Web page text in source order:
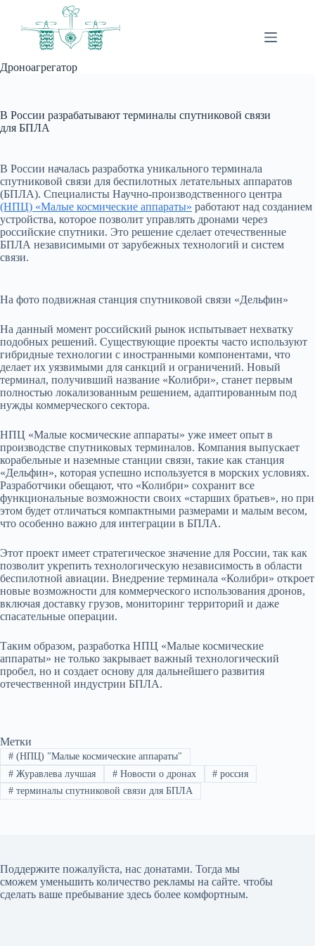
Дроноагрегатор
В России разрабатывают терминалы спутниковой связи
для БПЛА
В России началась разработка уникального терминала
спутниковой связи для беспилотных летательных аппаратов
(БПЛА). Специалисты Научно-производственного центра
(НПЦ) «Малые космические аппараты» работают над созданием
устройства, которое позволит управлять дронами через
российские спутники. Это решение сделает отечественные
БПЛА независимыми от зарубежных технологий и систем
связи.
На фото подвижная станция спутниковой связи «Дельфин»
На данный момент российский рынок испытывает нехватку
подобных решений. Существующие проекты часто используют
гибридные технологии с иностранными компонентами, что
делает их уязвимыми для санкций и ограничений. Новый
терминал, получивший название «Колибри», станет первым
полностью локализованным решением, адаптированным под
нужды коммерческого сектора.
НПЦ «Малые космические аппараты» уже имеет опыт в
производстве спутниковых терминалов. Компания выпускает
корабельные и наземные станции связи, такие как станция
«Дельфин», которая успешно используется в морских условиях.
Разработчики обещают, что «Колибри» сохранит все
функциональные возможности своих «старших братьев», но при
этом будет отличаться компактными размерами и малым весом,
что особенно важно для интеграции в БПЛА.
Этот проект имеет стратегическое значение для России, так как
позволит укрепить технологическую независимость в области
беспилотной авиации. Внедрение терминала «Колибри» откроет
новые возможности для коммерческого использования дронов,
включая доставку грузов, мониторинг территорий и даже
спасательные операции.
Таким образом, разработка НПЦ «Малые космические
аппараты» не только закрывает важный технологический
пробел, но и создает основу для дальнейшего развития
отечественной индустрии БПЛА.
Метки
#(НПЦ) "Малые космические аппараты"
#Журавлева лучшая #Новости о дронах # россия
#терминалы спутниковой связи для БПЛА
Поддержите пожалуйста, нас донатами. Тогда мы
сможем уменьшить количество рекламы на сайте. чтобы
сделать ваше пребывание здесь более комфортным.